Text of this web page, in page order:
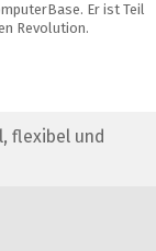
Er ist Teil
Revolution.
flexibel und